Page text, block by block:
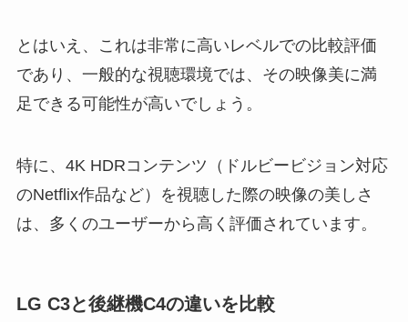
とはいえ、これは非常に高いレベルでの比較評価
であり、一般的な視聴環境では、その映像美に満
足できる可能性が高いでしょう。
特に、4K HDRコンテンツ（ドルビービジョン対応
のNetflix作品など）を視聴した際の映像の美しさ
は、多くのユーザーから高く評価されています。
LG C3と後継機C4の違いを比較